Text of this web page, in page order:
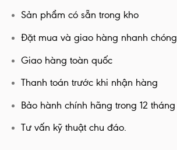
Sản phẩm có sẵn trong kho
Đặt mua và giao hàng nhanh chóng
Giao hàng toàn quốc
Thanh toán trước khi nhận hàng
Bảo hành chính hãng trong 12 tháng
Tư vấn kỹ thuật chu đáo.